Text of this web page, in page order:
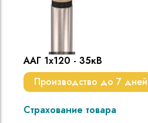
ААГ 1х120 - 35кВ
Производство до 7 дней
Страхование товара